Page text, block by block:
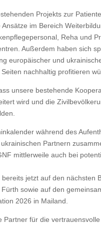
Projekts zur
im Bereich
Reha und
Außerdem haben sich
europäischer und
nachhaltig profitieren
unsere bestehende
wird und die
während des
Partnern
mittlerweile auch bei
jetzt auf den nächsten
sowie auf den
2026 in Mailand.
Partner für die